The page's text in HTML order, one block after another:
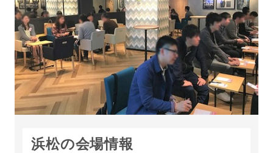
浜松の会場情報